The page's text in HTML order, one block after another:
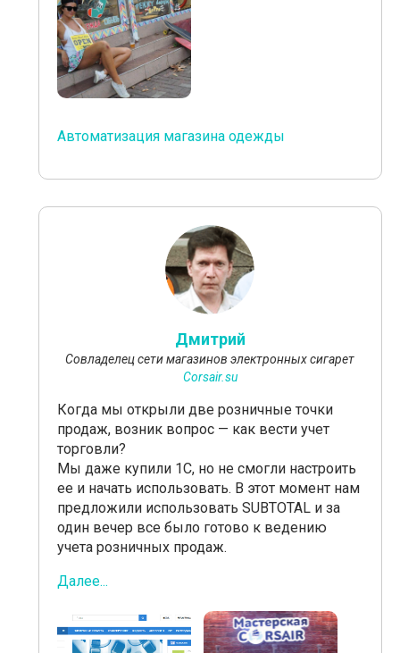
Автоматизация магазина одежды
Дмитрий
Совладелец сети магазинов электронных сигарет
Сorsair.su
Когда мы открыли две розничные точки
продаж, возник вопрос — как вести учет
торговли?
Мы даже купили 1С, но не смогли настроить
ее и начать использовать. В этот момент нам
предложили использовать SUBTOTAL и за
один вечер все было готово к ведению
учета розничных продаж.
Далее...